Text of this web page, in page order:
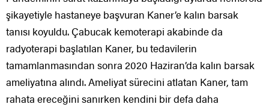
şikayetiyle hastaneye başvuran Kaner’e kalın barsak
tanısı koyuldu. Çabucak kemoterapi akabinde da
radyoterapi başlatılan Kaner, bu tedavilerin
tamamlanmasından sonra 2020 Haziran’da kalın barsak
ameliyatına alındı. Ameliyat sürecini atlatan Kaner, tam
rahata ereceğini sanırken kendini bir defa daha